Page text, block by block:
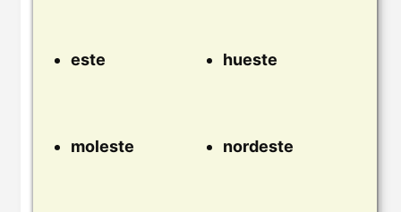
este hueste
moleste nordeste